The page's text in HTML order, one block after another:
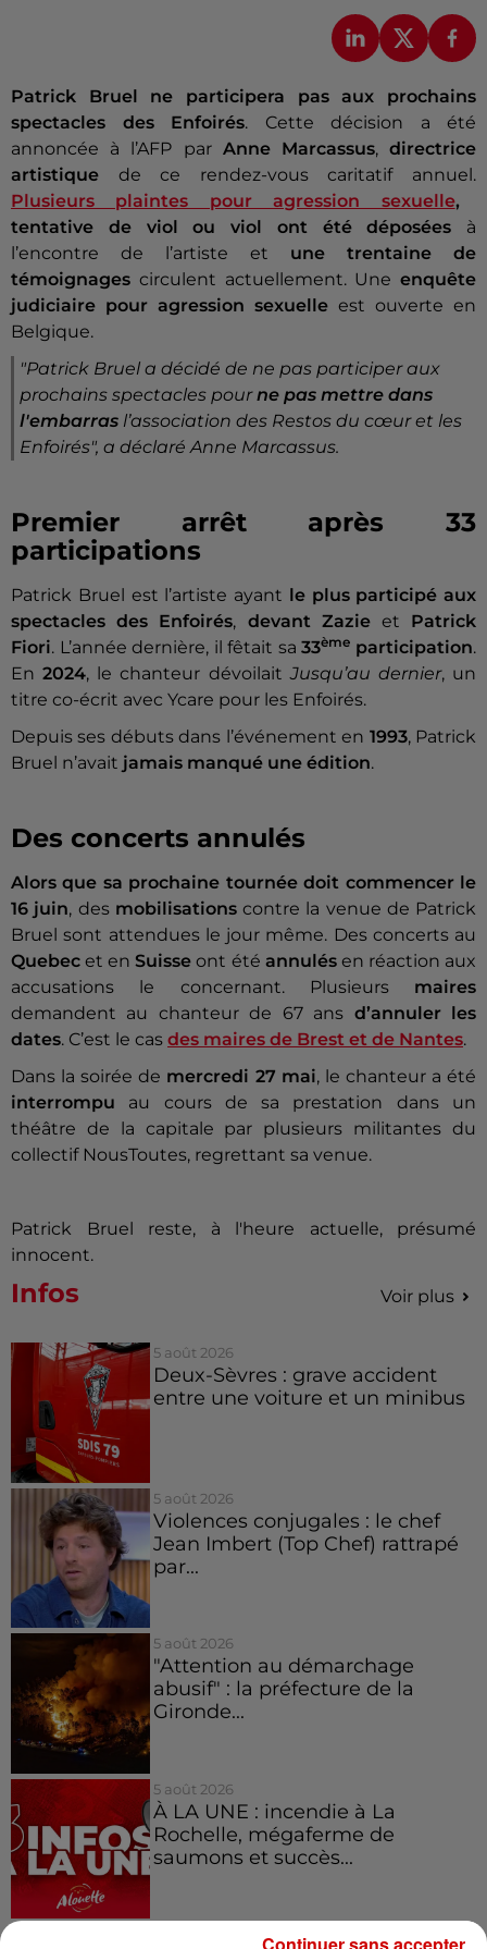
Patrick Bruel
ne participera pas aux prochains
spectacles des Enfoirés. Cette décision a été
annoncée à l’AFP par Anne Marcassus,directrice
artistique de ce rendez-vous caritatif annuel.
Plusieurs plaintes pour agression sexuelle,
tentative de viol ou viol ont été déposées à
l’encontre de l’artiste et une trentaine de
témoignages circulent actuellement. Une enquête
judiciaire pour agression sexuelle est ouverte en
Belgique.
"Patrick Bruel a décidé de ne pas participer aux
prochains spectacles pourne pas mettre dans
l'embarras l’association des Restos du cœur et les
Enfoirés", a déclaré Anne Marcassus.
Premier arrêt après 33
participations
Patrick Bruel est l’artiste ayant
le plus participé aux
spectacles des Enfoirés, devant Zazie et Patrick
Fiori. L’année dernière, il fêtait sa33ème participation.
En2024, le chanteur dévoilaitJusqu’au dernier, un
titre co-écrit avec Ycare pour les Enfoirés.
Depuis ses débuts dans l’événement en 1993, Patrick
Bruel n’avait jamais manqué une édition.
Des concerts annulés
Alors que sa prochaine tournée doit commencer le
16 juin, des mobilisations contre la venue de Patrick
Bruel sont attendues le jour même. Des concerts au
Quebecet enSuisseont été annulés en réaction aux
accusations le concernant. Plusieurs maires
demandent au chanteur de 67 ans d’annuler les
dates. C’est le cas des maires de Brest et de Nantes.
Dans la soirée de mercredi 27 mai, le chanteur a été
interrompu au cours de sa prestation dans un
théâtre de la capitale par plusieurs militantes du
collectif NousToutes, regrettant sa venue.
Patrick Bruel reste, à l'heure actuelle, présumé
innocent.
Infos Voir plus
5 août 2026
Deux-Sèvres : grave accident
entre une voiture et un minibus
5 août 2026
Violences conjugales : le chef
Jean Imbert (Top Chef) rattrapé
par...
5 août 2026
"Attention au démarchage
abusif" : la préfecture de la
Gironde...
5 août 2026
À LA UNE : incendie à La
Rochelle, mégaferme de
saumons et succès...